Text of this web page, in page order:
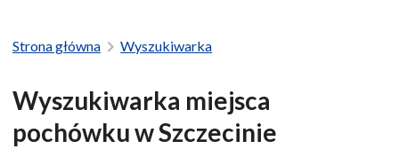
Strona główna Wyszukiwarka
Wyszukiwarka miejsca
pochówku w Szczecinie